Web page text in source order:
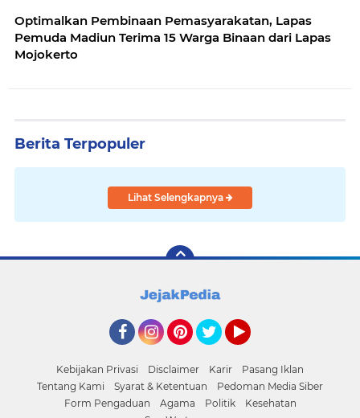
Optimalkan Pembinaan Pemasyarakatan, Lapas
Pemuda Madiun Terima 15 Warga Binaan dari Lapas
Mojokerto
Berita Terpopuler
Lihat Selengkapnya
Kebijakan Privasi Disclaimer Karir
Pasang Iklan
Tentang Kami
Syarat & Ketentuan
Pedoman Media Siber
Form Pengaduan
Agama Politik
Kesehatan